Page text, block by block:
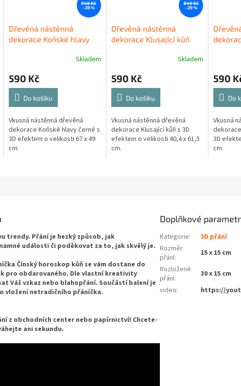
840 Kč
–29 %
Dřevěná nástěnná
dekorace Koňské hlavy
Skladem
590 Kč
Do košíku
Vkusná nástěnná dřevěná
dekorace Koňské hlavy černé s
3D efektem o velikosti 67 x 49
cm.
840 Kč
–29 %
Dřevěná nástěnná
dekorace Klusající kůň
Skladem
590 Kč
Do košíku
Vkusná nástěnná dřevěná
dekorace Klusající kůň s 3D
efektem o velikosti 40,4 x 61,5
cm.
590
Do
Vkusná
3D
cm.
trendy. Přání je hezký způsob, jak
události či poděkovat za to, jak skvělý je.
Čínský horoskop kůň se vám dostane do
pro obdarovaného. Dle vlastní kreativity
Váš vzkaz nebo blahopřání. Součástí balení je
vložení netradičního přáníčka.
z obchodních center nebo papírnictví! Chcete-
ani sekundu.
Doplňkové
Kategorie:
3D přání
Rozměr
přání:
15 x 15 cm
Rozložené
přání:
30 x 15 cm
video: https://